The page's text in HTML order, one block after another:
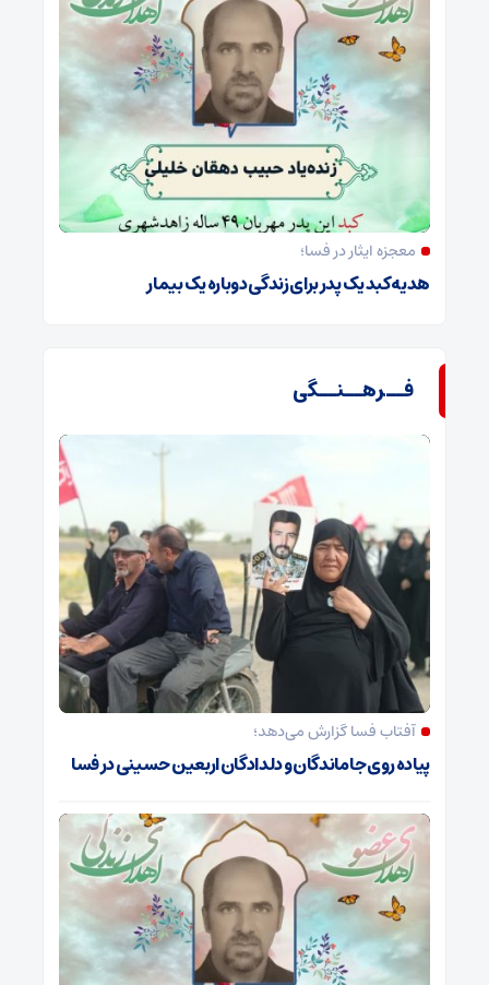
معجزه ایثار در فسا؛
هدیه کبد یک پدر برای زندگی دوباره یک بیمار
فــرهــنــگی
آفتاب فسا گزارش می‌دهد؛
پیاده روی جاماندگان و دلدادگان اربعین حسینی در فسا